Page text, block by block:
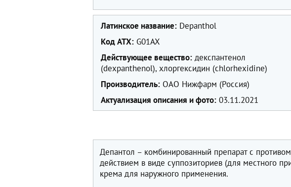
Латинское название: Depanthol
Код ATX: G01AX
Действующее вещество: декспантенол
(dexpanthenol), хлоргексидин (chlorhexidine)
Производитель: ОАО Нижфарм (Россия)
Актуализация описания и фото: 03.11.2021
Депантол – комбинированный препарат с
действием в виде суппозиториев (для местного
крема для наружного применения.